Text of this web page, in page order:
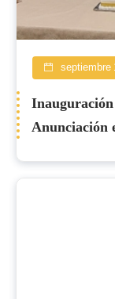
septiembre
Anunciación